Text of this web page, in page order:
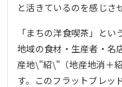
と活きているのを感じさ
「まちの洋食喫茶」とい
地域の食材・生産者・名
産地\"紹\"（地産地消＋
す。このフラットブレッ